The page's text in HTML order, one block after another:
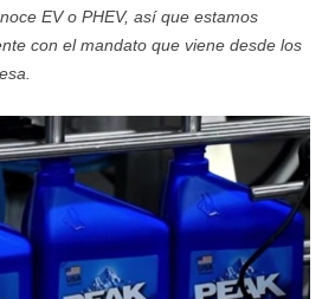
EV o PHEV, así que estamos
con el mandato que viene desde los